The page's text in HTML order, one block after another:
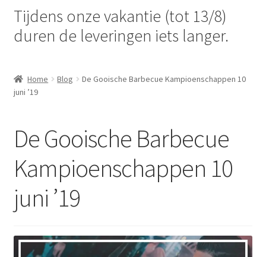
FAQ
Contact
Tijdens onze vakantie (tot 13/8)
duren de leveringen iets langer.
Home Blog
De Gooische Barbecue Kampioenschappen 10
juni ’19
De Gooische Barbecue
Kampioenschappen 10
juni ’19